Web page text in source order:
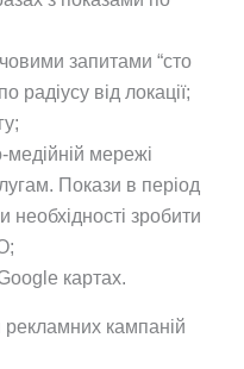
запитами “сто
радіусу від локації;
медійній мережі
Покази в період
необхідності зробити
картах.
рекламних кампаній